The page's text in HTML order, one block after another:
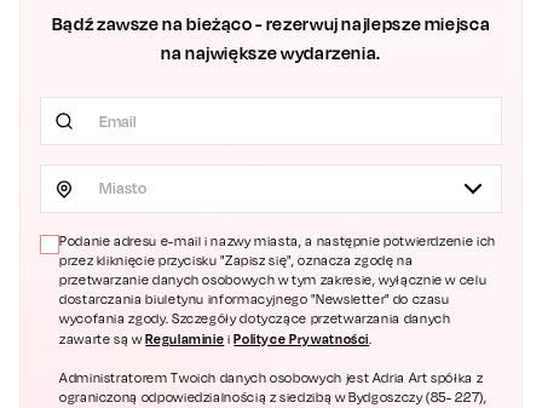
Bądź zawsze na bieżąco - rezerwuj najlepsze miejsca
na największe wydarzenia.
Miasto
Podanie adresu e-mail i nazwy miasta, a następnie potwierdzenie ich
przez kliknięcie przycisku "Zapisz się", oznacza zgodę na
przetwarzanie danych osobowych w tym zakresie, wyłącznie w celu
dostarczania biuletynu informacyjnego "Newsletter" do czasu
wycofania zgody. Szczegóły dotyczące przetwarzania danych
zawarte są wRegulaminie i Polityce Prywatności.
Administratorem Twoich danych osobowych jest Adria Art spółka z
ograniczoną odpowiedzialnością z siedzibą w Bydgoszczy (85- 227),